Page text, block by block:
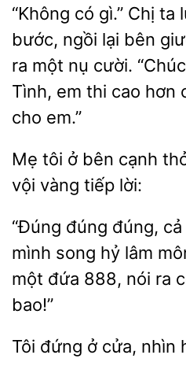
“Không có gì.” Chị ta
bước, ngồi lại bên
ra một nụ cười.
Tình, em thi cao hơn
cho em.”
Mẹ tôi bên cạnh
vội vàng
lời:
“Đúng đúng đúng,
mình song hỷ lâm
một đứa 888,
ra
bao!”
Tôi đứng cửa, nhìn